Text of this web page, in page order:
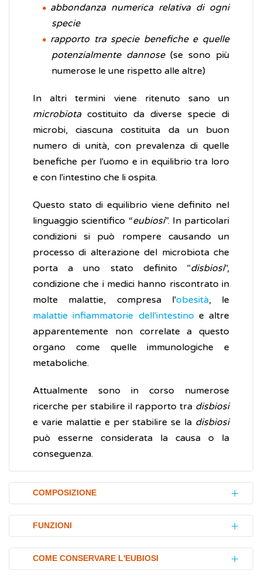
abbondanza numerica relativa di ogni
specie
rapporto tra specie benefiche e quelle
potenzialmente dannose(se sono più
numerose le une rispetto alle altre)
In altri termini viene ritenuto sano un
microbiotacostituito da diverse specie di
microbi, ciascuna costituita da un buon
numero di unità, con prevalenza di quelle
benefiche per l'uomo e in equilibrio tra loro
e con l'intestino che li ospita.
Questo stato di equilibrio viene definito nel
linguaggio scientifico “eubiosi”. In particolari
condizioni si può rompere causando un
processo di alterazione del microbiota che
porta a uno stato definito "disbiosi",
condizione che i medici hanno riscontrato in
molte malattie, compresa l'obesità, le
malattie infiammatorie dell'intestino e altre
apparentemente non correlate a questo
organo come quelle immunologiche e
metaboliche.
Attualmente sono in corso numerose
ricerche per stabilire il rapporto tra disbiosi
e varie malattie e per stabilire se la disbiosi
può esserne considerata la causa o la
conseguenza.
COMPOSIZIONE
Lo studio della composizione del microbiota
è stato possibile grazie alla tecnica Next
Generation Sequencing (NGS) che, con
l'analisi delDNAe RNA del microbioma, ha
FUNZIONI
Le funzioni del microbiota intestinale
possono essere raggruppate nelle seguenti
COME CONSERVARE L'EUBIOSI